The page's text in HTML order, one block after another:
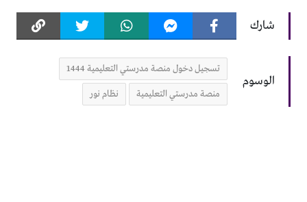
شارك
الوسوم
تسجيل دخول منصة مدرستي التعليمية 1444
منصة مدرستي التعليمية نظام نور